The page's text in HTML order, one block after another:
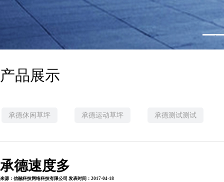
1
产品展示
承德休闲草坪 承德运动草坪 承德测试测试
承德速度多
来源：信融科技网络科技有限公司 发表时间：2017-04-18